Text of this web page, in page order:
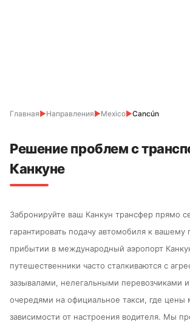
Главная▶Направления▶Mexico▶Cancún
Решение проблем с
Канкуне
Забронируйте ваш Канкун трансфер прямо
гарантировать подачу автомобиля к
прибытии в международный аэропорт
путешественники часто сталкиваются с
зазывалами, нелегальными перевозчиками
очередями на официальное такси, где цены
зависимости от настроения водителя. Мы